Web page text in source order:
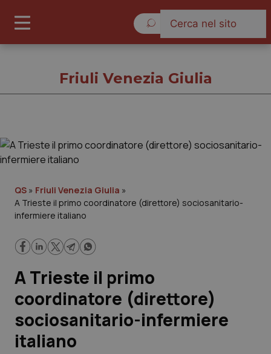
Governo e Parlamento
Regioni e Asl
Lavoro e Professioni
Scienza e Farmaci
Studi e Analisi
Friuli Venezia Giulia
QS » Friuli Venezia Giulia »
A Trieste il primo coordinatore (direttore) sociosanitario-
infermiere italiano
A Trieste il primo
coordinatore (direttore)
sociosanitario-infermiere
italiano